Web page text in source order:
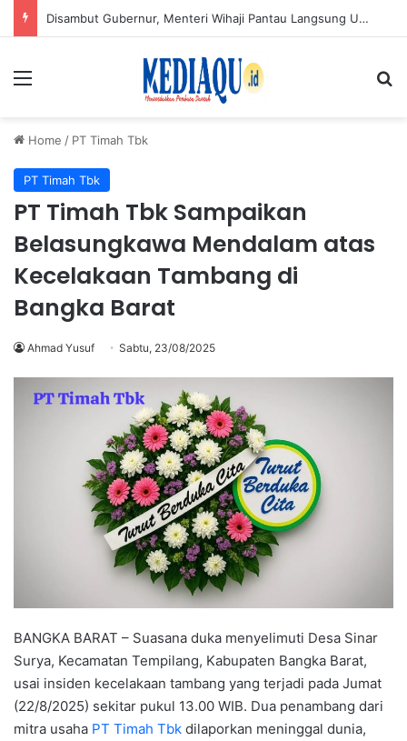
PT TIMAH Tebar Manfaat di Jakarta, Khitanan Massal, Pemeriksaan Kesehatan Gratis dan Donor Darah Diserbu Warga
Menu
Home / PT Timah Tbk
PT Timah Tbk
PT Timah Tbk Sampaikan
Belasungkawa Mendalam atas
Kecelakaan Tambang di
Bangka Barat
Ahmad Yusuf Sabtu, 23/08/2025
BANGKA BARAT – Suasana duka menyelimuti Desa Sinar
Surya, Kecamatan Tempilang, Kabupaten Bangka Barat,
usai insiden kecelakaan tambang yang terjadi pada Jumat
(22/8/2025) sekitar pukul 13.00 WIB. Dua penambang dari
mitra usaha PT Timah Tbk dilaporkan meninggal dunia,